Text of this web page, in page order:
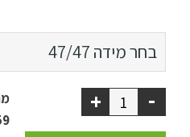
ריהוט גן בחר מידה 47/47
47/47
65/35
60/60
-
+